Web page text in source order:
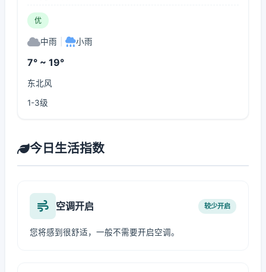
优
中雨 小雨
7° ~ 19°
东北风
1-3级
今日生活指数
空调开启 较少开启
您将感到很舒适，一般不需要开启空调。